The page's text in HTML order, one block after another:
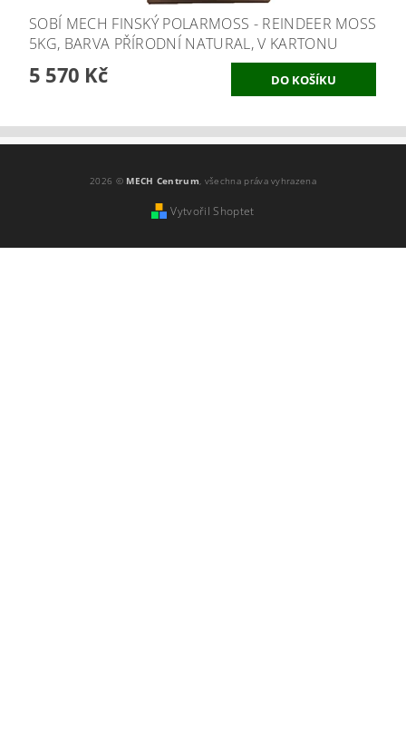
SOBÍ MECH FINSKÝ POLARMOSS - REINDEER MOSS
5KG, BARVA PŘÍRODNÍ NATURAL, V KARTONU
5 570 Kč
2026 © MECH Centrum, všechna práva vyhrazena
Vytvořil Shoptet